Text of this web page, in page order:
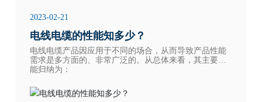
2023-02-21
电线电缆的性能知多少？
电线电缆产品因应用于不同的场合，从而导致产品性能
需求是多方面的、非常广泛的。从总体来看，其主要性
能归纳为：